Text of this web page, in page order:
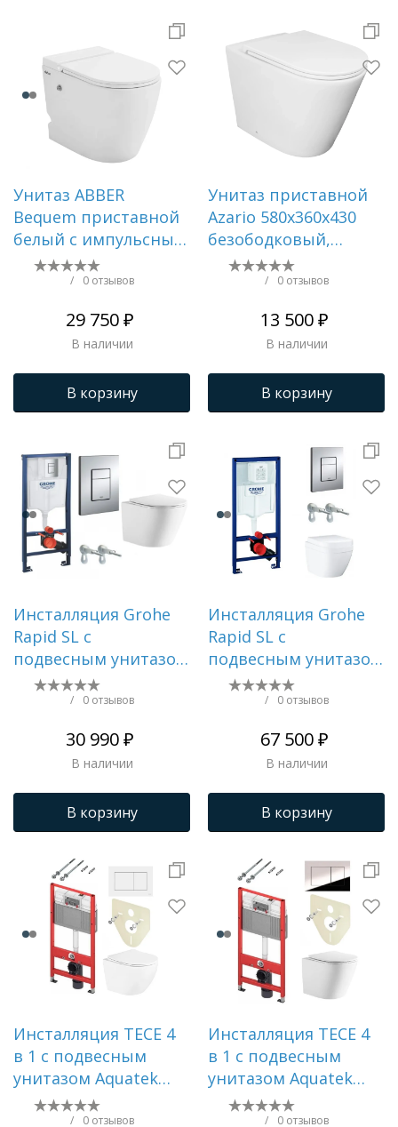
Унитаз ABBER
Bequem приставной
белый с импульсным
смывом AC1115P
/ 0 отзывов
29 750 ₽
В наличии
В корзину
Унитаз приставной
Azario 580х360х430
безободковый,
быстросъемное
сиденье микролифт,
Tornado () AZ-1003D-
/ 0 отзывов
13 500 ₽
В наличии
В корзину
Инсталляция Grohe
Rapid SL с
подвесным унитазом
Aquatek ЛИБЕРТИ с
микролифтом,
/ 0 отзывов
30 990 ₽
В наличии
В корзину
Инсталляция Grohe
Rapid SL с
подвесным унитазом
Euro Ceramic с
сиденьем
/ 0 отзывов
67 500 ₽
В наличии
В корзину
Инсталляция TECE 4
в 1 с подвесным
унитазом Aquatek
ЛИБЕРТИ с
/ 0 отзывов
Инсталляция TECE 4
в 1 с подвесным
унитазом Aquatek
ЛИБЕРТИ с
/ 0 отзывов